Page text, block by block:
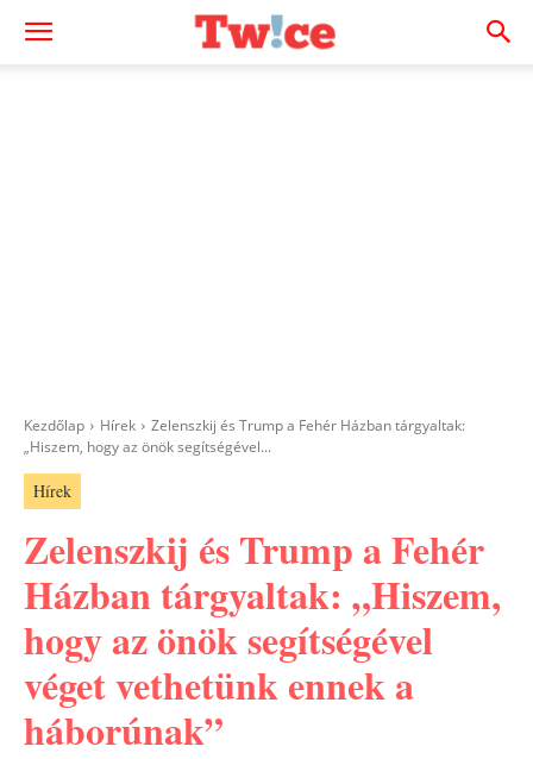
Kezdőlap Hírek
Zelenszkij és Trump a Fehér Házban tárgyaltak:
„Hiszem, hogy az önök segítségével...
Hírek
Zelenszkij és Trump a Fehér
Házban tárgyaltak: „Hiszem,
hogy az önök segítségével
véget vethetünk ennek a
háborúnak”